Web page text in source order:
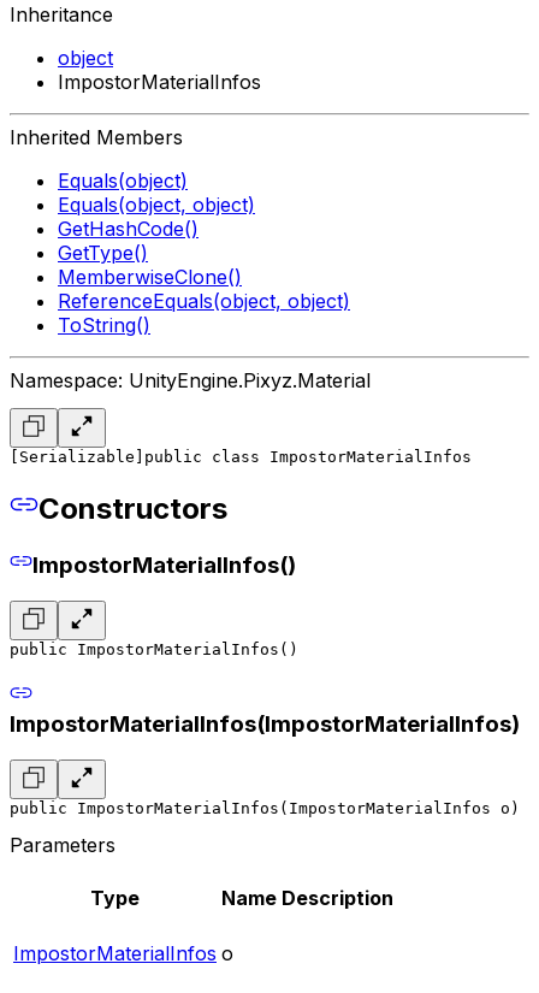
Inheritance
object
ImpostorMaterialInfos
Inherited Members
Equals(object)
Equals(object, object)
GetHashCode()
GetType()
MemberwiseClone()
ReferenceEquals(object, object)
ToString()
Namespace: UnityEngine.Pixyz.Material
[Serializable] public class ImpostorMaterialInfos
Constructors
ImpostorMaterialInfos()
public ImpostorMaterialInfos()
ImpostorMaterialInfos(ImpostorMaterialInfos)
public ImpostorMaterialInfos(ImpostorMaterialInfos o)
Parameters
Type Name Description
ImpostorMaterialInfos o